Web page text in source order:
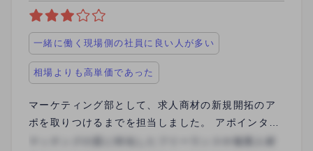
一緒に働く現場側の社員に良い人が多い
相場よりも高単価であった
マーケティング部として、求人商材の新規開拓のア
ポを取りつけるまでを担当しました。 アポインター
→営業→運営ときれいな、部署担当の流れができて